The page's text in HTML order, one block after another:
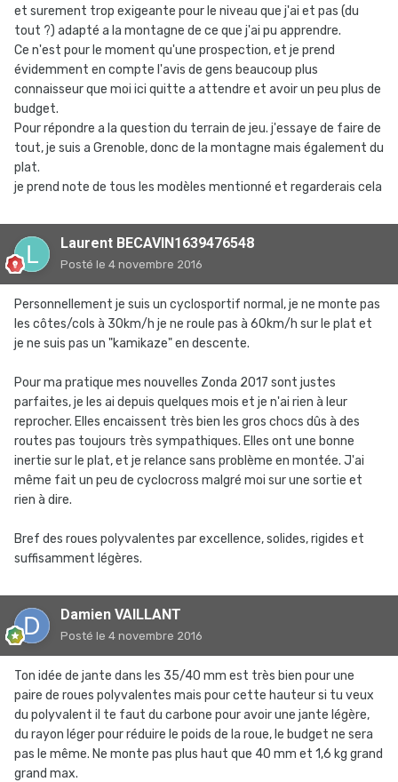
et surement trop exigeante pour le niveau que j'ai et pas (du
tout ?) adapté a la montagne de ce que j'ai pu apprendre.
Ce n'est pour le moment qu'une prospection, et je prend
évidemment en compte l'avis de gens beaucoup plus
connaisseur que moi ici quitte a attendre et avoir un peu plus de
budget.
Pour répondre a la question du terrain de jeu. j'essaye de faire de
tout, je suis a Grenoble, donc de la montagne mais également du
plat.
je prend note de tous les modèles mentionné et regarderais cela
Laurent BECAVIN1639476548
Posté le 4 novembre 2016
Personnellement je suis un cyclosportif normal, je ne monte pas
les côtes/cols à 30km/h je ne roule pas à 60km/h sur le plat et
je ne suis pas un "kamikaze" en descente.
Pour ma pratique mes nouvelles Zonda 2017 sont justes
parfaites, je les ai depuis quelques mois et je n'ai rien à leur
reprocher. Elles encaissent très bien les gros chocs dûs à des
routes pas toujours très sympathiques. Elles ont une bonne
inertie sur le plat, et je relance sans problème en montée. J'ai
même fait un peu de cyclocross malgré moi sur une sortie et
rien à dire.
Bref des roues polyvalentes par excellence, solides, rigides et
suffisamment légères.
Damien VAILLANT
Posté le 4 novembre 2016
Ton idée de jante dans les 35/40 mm est très bien pour une
paire de roues polyvalentes mais pour cette hauteur si tu veux
du polyvalent il te faut du carbone pour avoir une jante légère,
du rayon léger pour réduire le poids de la roue, le budget ne sera
pas le même. Ne monte pas plus haut que 40 mm et 1,6 kg grand
grand max.